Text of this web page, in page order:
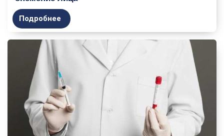
Подробнее